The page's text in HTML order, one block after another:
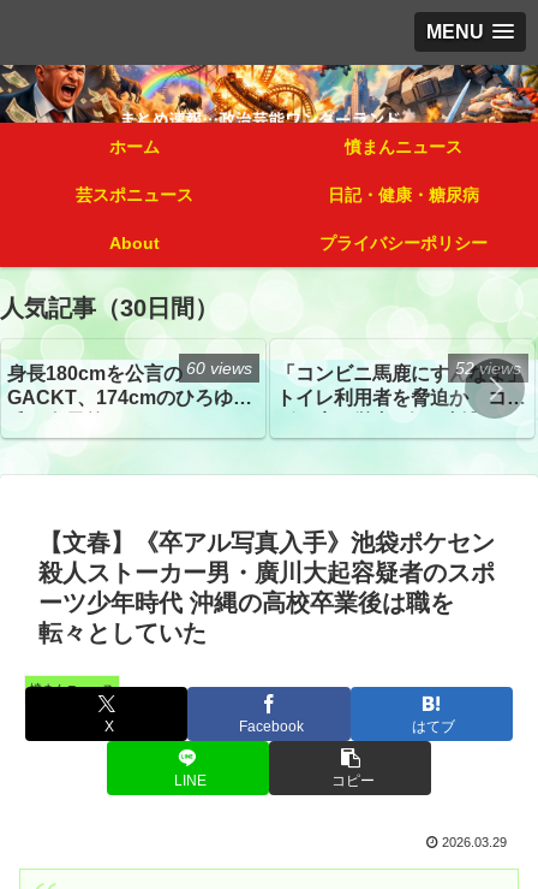
MENU
ホーム 憤まんニュース
芸スポニュース 日記・健康・糖尿病
About プライバシーポリシー
人気記事（30日間）
身長180cmを公言の
GACKT、174cmのひろゆき
トざわつき イベントでの写
真が話題
60 views
「コンビニ馬鹿にすんなよ」
トイレ利用者を脅迫か コン
52 views
【文春】《卒アル写真入手》池袋ポケセン
殺人ストーカー男・廣川大起容疑者のスポ
ーツ少年時代 沖縄の高校卒業後は職を
転々としていた
憤まんニュース
X Facebook はてブ
LINE コピー
2026.03.29